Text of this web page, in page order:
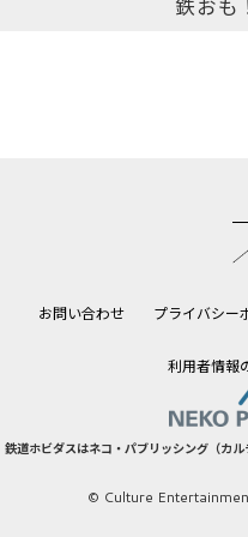
お問い合わせ プライバシー
利用者情報
鉄道ホビダスはネコ・パブリッシング（カ
© Culture